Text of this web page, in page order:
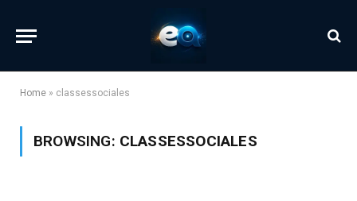
Home » classessociales
BROWSING: CLASSESSOCIALES